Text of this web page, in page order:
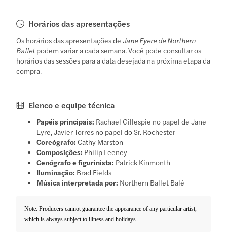
Horários das apresentações
Os horários das apresentações deJane Eyere de Northern
Balletpodem variar a cada semana. Você pode consultar os
horários das sessões para a data desejada na próxima etapa da
compra.
Elenco e equipe técnica
Papéis principais: Rachael Gillespie no papel de Jane
Eyre, Javier Torres no papel do Sr. Rochester
Coreógrafo: Cathy Marston
Composições: Philip Feeney
Cenógrafo e figurinista: Patrick Kinmonth
Iluminação: Brad Fields
Música interpretada por: Northern Ballet Balé
Note: Producers cannot guarantee the appearance of any particular artist,
which is always subject to illness and holidays.